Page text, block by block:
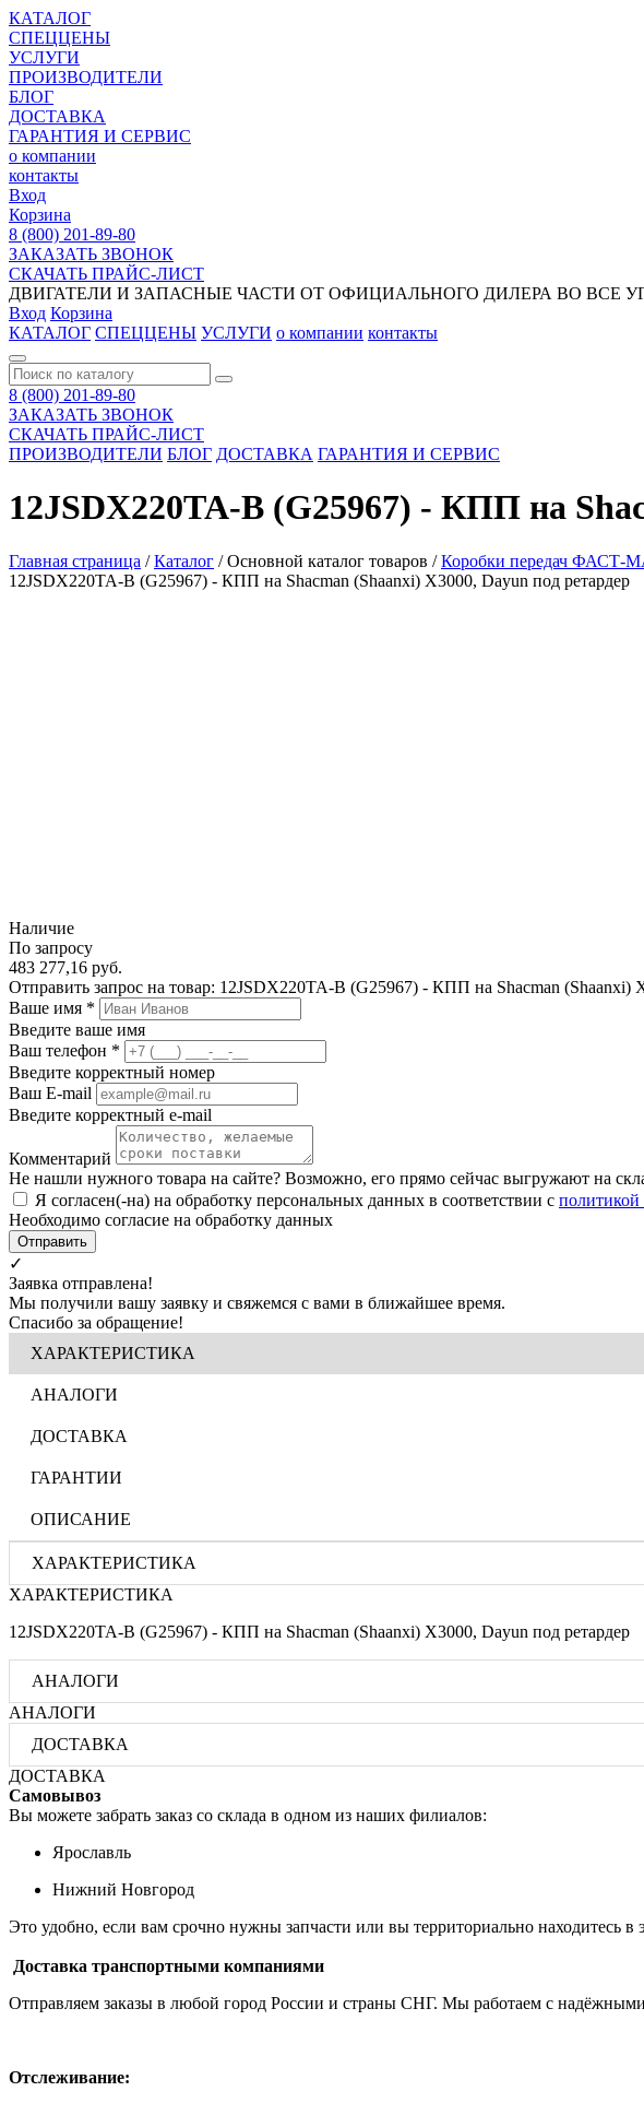
КАТАЛОГ
СПЕЦЦЕНЫ
УСЛУГИ
ПРОИЗВОДИТЕЛИ
БЛОГ
ДОСТАВКА
ГАРАНТИЯ И СЕРВИС
о компании
контакты
Вход
Корзина
8 (800) 201-89-80
ЗАКАЗАТЬ ЗВОНОК
СКАЧАТЬ ПРАЙС-ЛИСТ
ДВИГАТЕЛИ И ЗАПАСНЫЕ ЧАСТИ ОТ ОФИЦИАЛЬНОГО ДИЛЕРА ВО ВСЕ
Вход Корзина
КАТАЛОГ СПЕЦЦЕНЫ УСЛУГИ о компании контакты
8 (800) 201-89-80
ЗАКАЗАТЬ ЗВОНОК
СКАЧАТЬ ПРАЙС-ЛИСТ
ПРОИЗВОДИТЕЛИ БЛОГ ДОСТАВКА ГАРАНТИЯ И СЕРВИС
12JSDX220TA-B (G25967) - КПП на
Главная страница /Каталог /Основной каталог товаров /Коробки передач ФАСТ-
12JSDX220TA-B (G25967) - КПП на Shacman (Shaanxi) X3000, Dayun под ретардер
Наличие
По запросу
483 277,16 руб.
Отправить запрос на товар: 12JSDX220TA-B (G25967) - КПП на Shacman (Shaanxi)
Ваше имя *
Введите ваше имя
Ваш телефон *
Введите корректный номер
Ваш E-mail
Введите корректный e-mail
Комментарий
Не нашли нужного товара на сайте? Возможно, его прямо сейчас выгружают на
Я согласен(-на) на обработку персональных данных в соответствии с политикой
Необходимо согласие на обработку данных
Отправить
✓
Заявка отправлена!
Мы получили вашу заявку и свяжемся с вами в ближайшее время.
Спасибо за обращение!
ХАРАКТЕРИСТИКА
АНАЛОГИ
ДОСТАВКА
ГАРАНТИИ
ОПИСАНИЕ
ХАРАКТЕРИСТИКА
ХАРАКТЕРИСТИКА
12JSDX220TA-B (G25967) - КПП на Shacman (Shaanxi) X3000, Dayun под ретардер
АНАЛОГИ
АНАЛОГИ
ДОСТАВКА
ДОСТАВКА
Самовывоз
Вы можете забрать заказ со склада в одном из наших филиалов:
Ярославль
Нижний Новгород
Это удобно, если вам срочно нужны запчасти или вы территориально находитесь в
Доставка транспортными компаниями
Отправляем заказы в любой город России и страны СНГ. Мы работаем с
Отслеживание: